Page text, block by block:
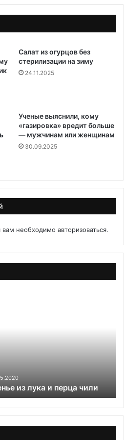
Салат из огурцов без
стерилизации на зиму
24.11.2025
Ученые выяснили, кому
«газировка» вредит больше
— мужчинам или женщинам
30.09.2025
вам необходимо авторизоваться.
чили